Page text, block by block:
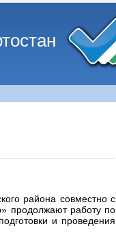
района совместно с
продолжают работу по
и проведения